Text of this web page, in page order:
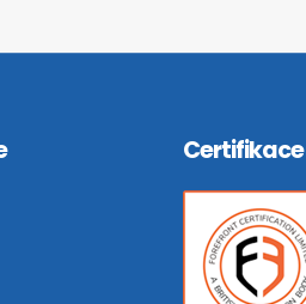
Certifikace